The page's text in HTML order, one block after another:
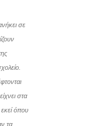
σε
στα
εκεί όπου
τα